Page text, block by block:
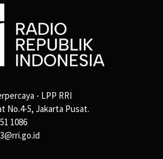
- LPP RRI
No.4-5, Jakarta Pusat.
1086